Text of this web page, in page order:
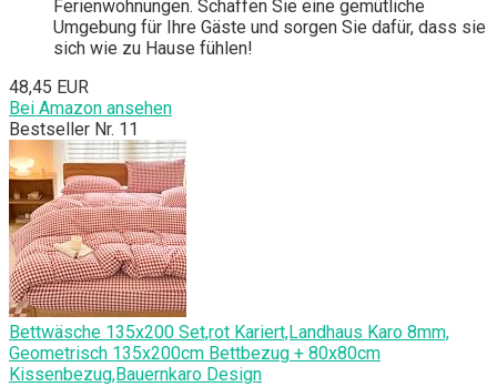
Ferienwohnungen. Schaffen Sie eine gemütliche
Umgebung für Ihre Gäste und sorgen Sie dafür, dass sie
sich wie zu Hause fühlen!
48,45 EUR
Bei Amazon ansehen
Bestseller Nr. 11
Bettwäsche 135x200 Set,rot Kariert,Landhaus Karo 8mm,
Geometrisch 135x200cm Bettbezug + 80x80cm
Kissenbezug,Bauernkaro Design